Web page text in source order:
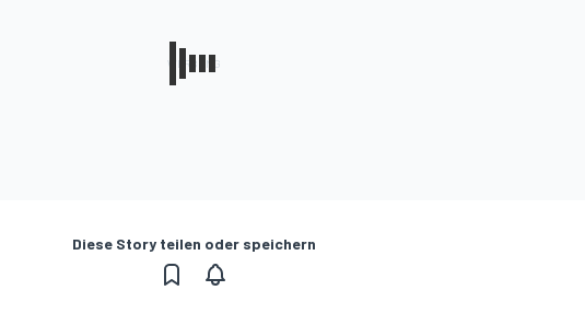
Diese Story teilen oder speichern